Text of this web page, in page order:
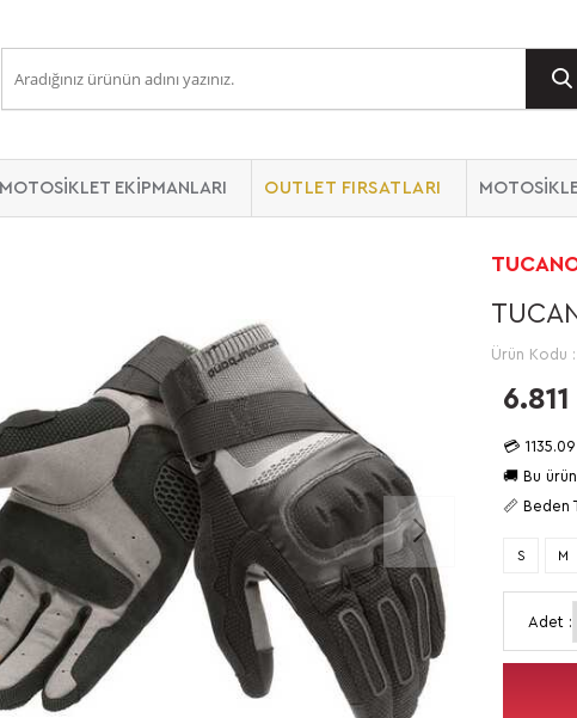
MOTOSİKLET EKİPMANLARI OUTLET FIRSATLARI
Ürün Kodu
6.811
💳 1135.09
🚚 Bu ürün
📏 Beden
S M
Adet :